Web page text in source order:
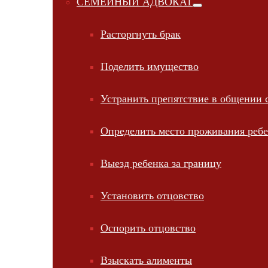
Расторгнуть брак
Поделить имущество
Устранить препятствие в общении
Определить место проживания
Выезд ребенка за границу
Установить отцовство
Оспорить отцовство
Взыскать алименты